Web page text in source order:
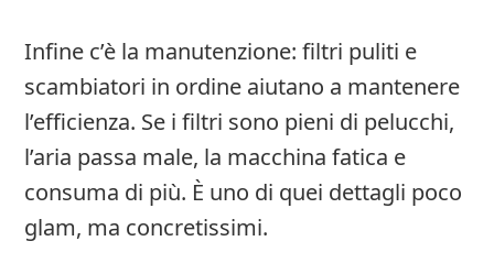
Infine c’è la manutenzione: filtri puliti e
scambiatori in ordine aiutano a mantenere
l’efficienza. Se i filtri sono pieni di pelucchi,
l’aria passa male, la macchina fatica e
consuma di più. È uno di quei dettagli poco
glam, ma concretissimi.